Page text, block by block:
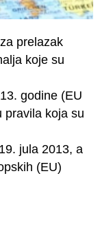
prelazak
koje su
godine (EU
pravila koja su
jula 2013, a
(EU)